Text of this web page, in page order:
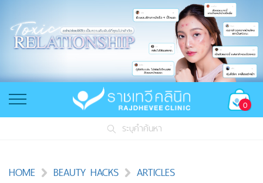
0
ระบุคำค้นหา
HOME BEAUTY HACKS ARTICLES